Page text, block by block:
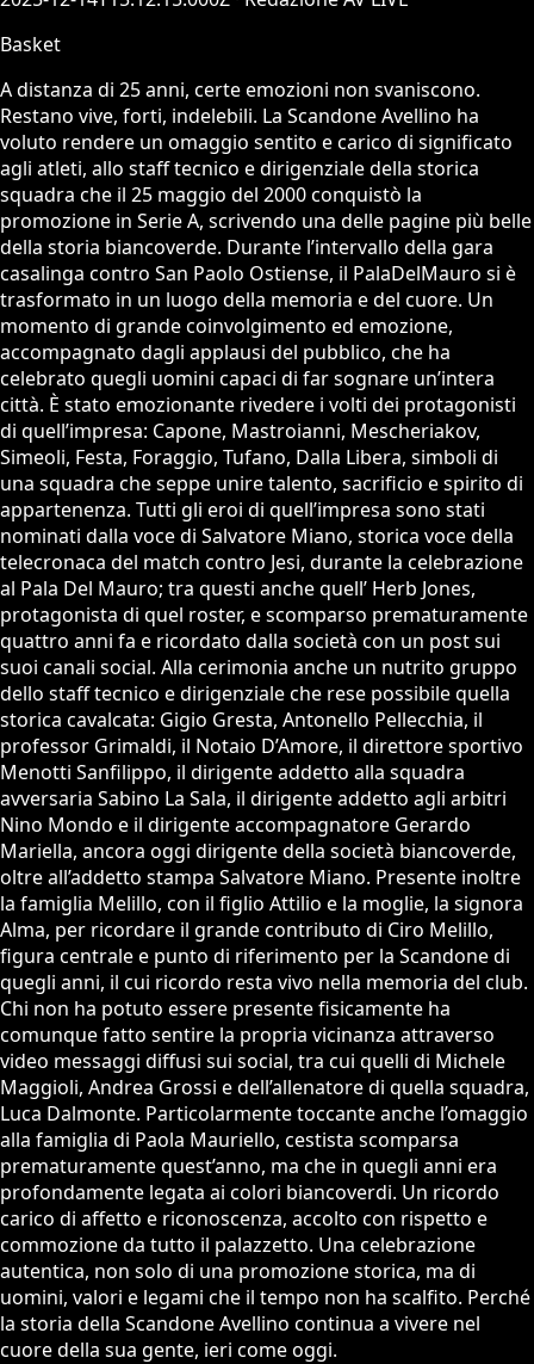
Basket
A distanza di 25 anni, certe emozioni non svaniscono.
Restano vive, forti, indelebili. La Scandone Avellino ha
voluto rendere un omaggio sentito e carico di significato
agli atleti, allo staff tecnico e dirigenziale della storica
squadra che il 25 maggio del 2000 conquistò la
promozione in Serie A, scrivendo una delle pagine più belle
della storia biancoverde. Durante l’intervallo della gara
casalinga contro San Paolo Ostiense, il PalaDelMauro si è
trasformato in un luogo della memoria e del cuore. Un
momento di grande coinvolgimento ed emozione,
accompagnato dagli applausi del pubblico, che ha
celebrato quegli uomini capaci di far sognare un’intera
città. È stato emozionante rivedere i volti dei protagonisti
di quell’impresa: Capone, Mastroianni, Mescheriakov,
Simeoli, Festa, Foraggio, Tufano, Dalla Libera, simboli di
una squadra che seppe unire talento, sacrificio e spirito di
appartenenza. Tutti gli eroi di quell’impresa sono stati
nominati dalla voce di Salvatore Miano, storica voce della
telecronaca del match contro Jesi, durante la celebrazione
al Pala Del Mauro; tra questi anche quell’ Herb Jones,
protagonista di quel roster, e scomparso prematuramente
quattro anni fa e ricordato dalla società con un post sui
suoi canali social. Alla cerimonia anche un nutrito gruppo
dello staff tecnico e dirigenziale che rese possibile quella
storica cavalcata: Gigio Gresta, Antonello Pellecchia, il
professor Grimaldi, il Notaio D’Amore, il direttore sportivo
Menotti Sanfilippo, il dirigente addetto alla squadra
avversaria Sabino La Sala, il dirigente addetto agli arbitri
Nino Mondo e il dirigente accompagnatore Gerardo
Mariella, ancora oggi dirigente della società biancoverde,
oltre all’addetto stampa Salvatore Miano. Presente inoltre
la famiglia Melillo, con il figlio Attilio e la moglie, la signora
Alma, per ricordare il grande contributo di Ciro Melillo,
figura centrale e punto di riferimento per la Scandone di
quegli anni, il cui ricordo resta vivo nella memoria del club.
Chi non ha potuto essere presente fisicamente ha
comunque fatto sentire la propria vicinanza attraverso
video messaggi diffusi sui social, tra cui quelli di Michele
Maggioli, Andrea Grossi e dell’allenatore di quella squadra,
Luca Dalmonte. Particolarmente toccante anche l’omaggio
alla famiglia di Paola Mauriello, cestista scomparsa
prematuramente quest’anno, ma che in quegli anni era
profondamente legata ai colori biancoverdi. Un ricordo
carico di affetto e riconoscenza, accolto con rispetto e
commozione da tutto il palazzetto. Una celebrazione
autentica, non solo di una promozione storica, ma di
uomini, valori e legami che il tempo non ha scalfito. Perché
la storia della Scandone Avellino continua a vivere nel
cuore della sua gente, ieri come oggi.